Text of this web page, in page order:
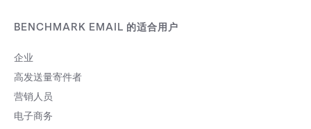
BENCHMARK EMAIL 的适合用户
企业
高发送量寄件者
营销人员
电子商务